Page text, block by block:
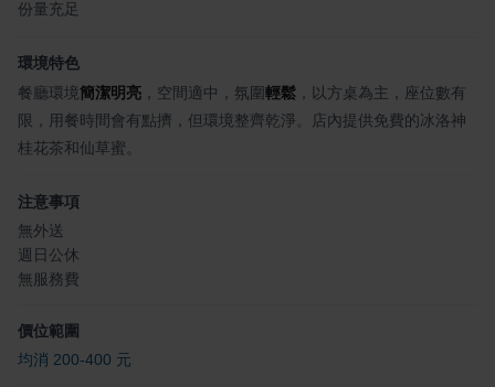
份量充足
環境特色
餐廳環境簡潔明亮 ，空間適中，氛圍輕鬆 ，以方桌為主，座位數有
限，用餐時間會有點擠，但環境整齊乾淨。店內提供免費的冰洛神
桂花茶和仙草蜜。
注意事項
無外送
週日公休
無服務費
價位範圍
均消 200-400 元